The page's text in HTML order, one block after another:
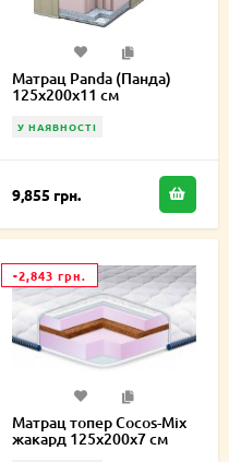
Матрац Panda (Панда)
125х200х11 см
У НАЯВНОСТІ
9,855 грн.
-2,843 грн.
Матрац топер Cocos-Mix
жакард 125х200х7 см